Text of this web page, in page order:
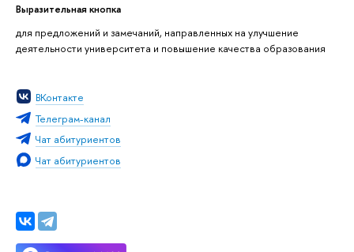
Выразительная кнопка
для предложений и замечаний, направленных на улучшение
деятельности университета и повышение качества образования
ВКонтакте
Телеграм-канал
Чат абитуриентов
Чат абитуриентов